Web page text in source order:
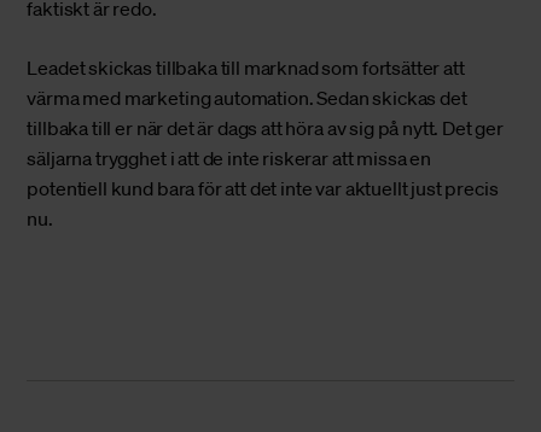
faktiskt är redo.
Leadet skickas tillbaka till marknad som fortsätter att
värma med marketing automation. Sedan skickas det
tillbaka till er när det är dags att höra av sig på nytt. Det ger
säljarna trygghet i att de inte riskerar att missa en
potentiell kund bara för att det inte var aktuellt just precis
nu.